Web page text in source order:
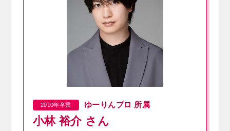
2010年卒業 ゆーりんプロ 所属
小林 裕介 さん